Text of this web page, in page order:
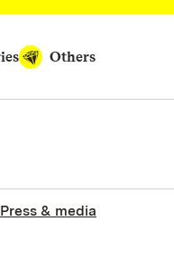
Others
Press & media